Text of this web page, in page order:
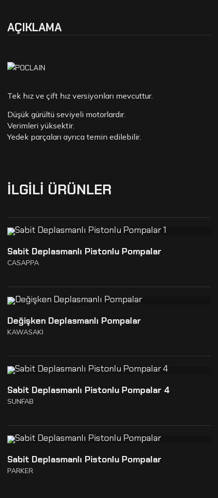
AÇIKLAMA
Tek hız ve çift hız versiyonları mevcuttur.
Düşük gürültü seviyeli motorlardır.
Verimleri yüksektir.
Yedek parçaları ayrıca temin edilebilir.
İLGILI ÜRÜNLER
Sabit Deplasmanlı Pistonlu Pompalar
CASAPPA
Değişken Deplasmanlı Pompalar
KAWASAKI
Sabit Deplasmanlı Pistonlu Pompalar 4
SUNFAB
Sabit Deplasmanlı Pistonlu Pompalar
PARKER